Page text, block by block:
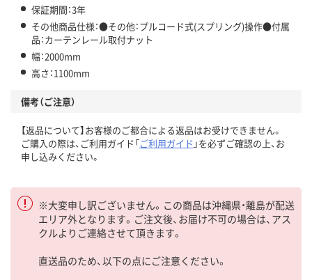
保証期間：3年
その他商品仕様：●その他：プルコード式(スプリング)操作●付属
品：カーテンレール取付ナット
幅：2000mm
高さ：1100mm
備考（ご注意）
【返品について】お客様のご都合による返品はお受けできません。
ご購入の際は、ご利用ガイド「ご利用ガイド 」を必ずご確認の上、お
申し込みください。
※大変申し訳ございません。この商品は沖縄県・離島が配送
エリア外となります。ご注文後、お届け不可の場合は、アス
クルよりご連絡させて頂きます。
直送品のため、以下の点にご注意ください。